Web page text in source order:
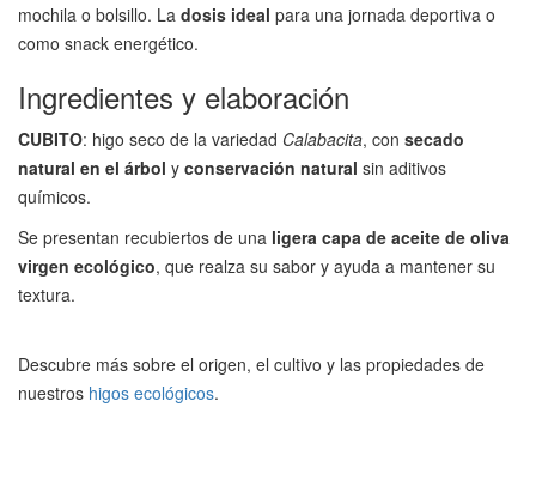
mochila o bolsillo. La dosis ideal para una jornada deportiva o
como snack energético.
Ingredientes y elaboración
CUBITO: higo seco de la variedad Calabacita, con secado
natural en el árbol y conservación natural sin aditivos
químicos.
Se presentan recubiertos de una ligera capa de aceite de oliva
virgen ecológico, que realza su sabor y ayuda a mantener su
textura.
Descubre más sobre el origen, el cultivo y las propiedades de
nuestros higos ecológicos.